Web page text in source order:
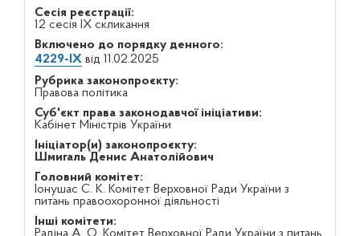
Сесія реєстрації:
12 сесія IX скликання
Включено до порядку денного:
4229-IXвід 11.02.2025
Рубрика законопроєкту:
Правова політика
Суб'єкт права законодавчої ініціативи:
Кабінет Міністрів України
Ініціатор(и) законопроєкту:
Шмигаль Денис Анатолійович
Головний комітет:
Іонушас С. К. Комітет Верховної Ради України з
питань правоохоронної діяльності
Інші комітети: